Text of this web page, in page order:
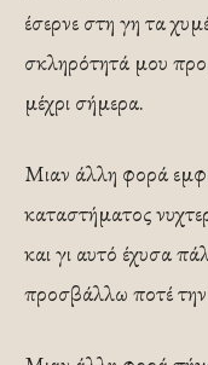
έσερνε στη γη τα
σκληρότητά μου
μέχρι σήμερα.
Μιαν άλλη φορά
καταστήματος
και γι αυτό έχυσα
προσβάλλω ποτέ την